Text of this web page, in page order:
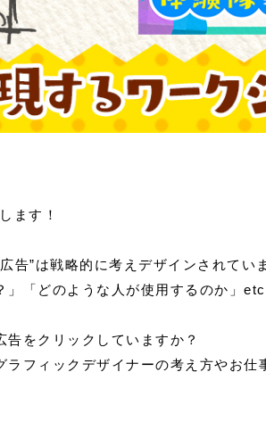
ます！
告”は戦略的に考えデザインされてい
」「どのような人が使用するのか」
をクリックしていますか？
フィックデザイナーの考え方やお仕